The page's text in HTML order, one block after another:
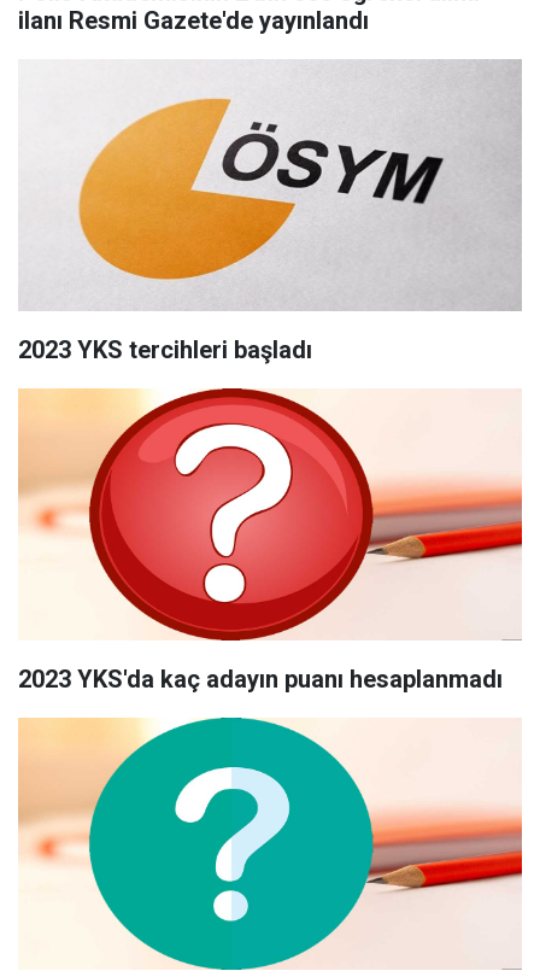
ilanı Resmi Gazete'de yayınlandı
2023 YKS tercihleri başladı
2023 YKS'da kaç adayın puanı hesaplanmadı